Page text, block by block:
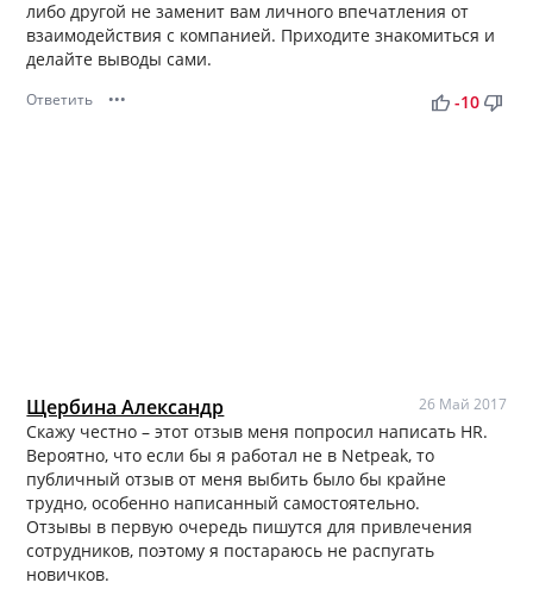
либо другой не заменит вам личного впечатления от
взаимодействия с компанией. Приходите знакомиться и
делайте выводы сами.
Ответить ••• thumb_up thumb_down
-10
Щербина Александр 26 Май 2017
Скажу честно – этот отзыв меня попросил написать HR.
Вероятно, что если бы я работал не в Netpeak, то
публичный отзыв от меня выбить было бы крайне
трудно, особенно написанный самостоятельно.
Отзывы в первую очередь пишутся для привлечения
сотрудников, поэтому я постараюсь не распугать
новичков.